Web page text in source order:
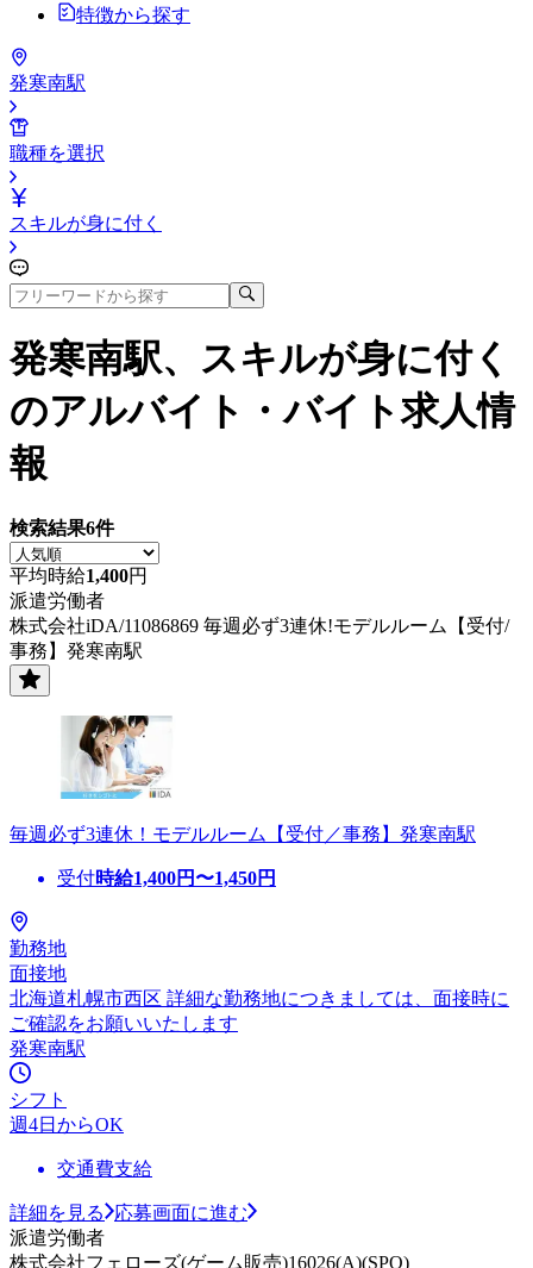
特徴から探す
発寒南駅
職種を選択
スキルが身に付く
発寒南駅、スキルが身に付く
のアルバイト・バイト求人情
報
検索結果6件
平均時給1,400円
派遣労働者
株式会社iDA/11086869 毎週必ず3連休!モデルルーム【受付/
事務】発寒南駅
毎週必ず3連休！モデルルーム【受付／事務】発寒南駅
受付時給1,400円〜1,450円
勤務地
面接地
北海道札幌市西区 詳細な勤務地につきましては、面接時に
ご確認をお願いいたします
発寒南駅
シフト
週4日からOK
交通費支給
詳細を見る
応募画面に進む
派遣労働者
株式会社フェローズ(ゲーム販売)16026(A)(SPO)